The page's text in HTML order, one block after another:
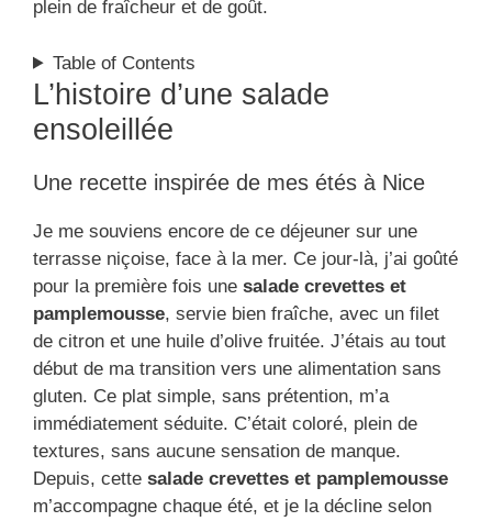
plein de fraîcheur et de goût.
Table of Contents
L’histoire d’une salade
ensoleillée
Une recette inspirée de mes étés à Nice
Je me souviens encore de ce déjeuner sur une
terrasse niçoise, face à la mer. Ce jour-là, j’ai goûté
pour la première fois une salade crevettes et
pamplemousse, servie bien fraîche, avec un filet
de citron et une huile d’olive fruitée. J’étais au tout
début de ma transition vers une alimentation sans
gluten. Ce plat simple, sans prétention, m’a
immédiatement séduite. C’était coloré, plein de
textures, sans aucune sensation de manque.
Depuis, cette salade crevettes et pamplemousse
m’accompagne chaque été, et je la décline selon